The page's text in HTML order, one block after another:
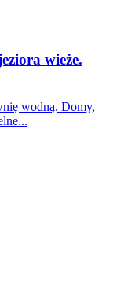
wieże.
wodną. Domy,